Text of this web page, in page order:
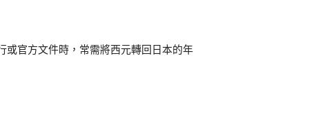
或官方文件時，常需將西元轉回日本的年